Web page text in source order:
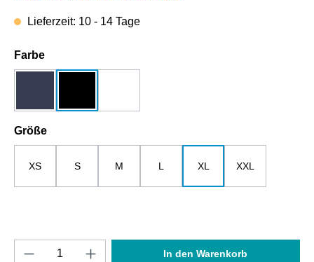
Lieferzeit: 10 - 14 Tage
Farbeauswählen
Größeauswählen
XS S M L XL XXL
Produkt Anzahl: Gib den gewünschten
In den Warenkorb